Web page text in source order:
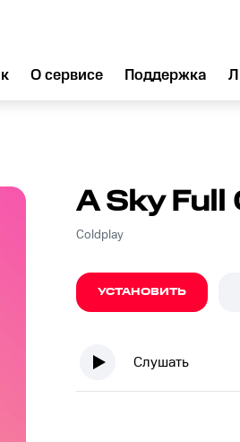
О сервисе Поддержка
A Sky Full
Coldplay
УСТАНОВИТЬ
Слушать